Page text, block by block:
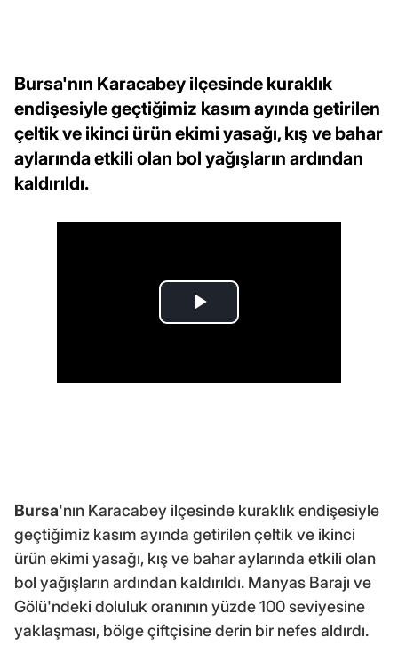
Bursa'nın Karacabey ilçesinde kuraklık
endişesiyle geçtiğimiz kasım ayında getirilen
çeltik ve ikinci ürün ekimi yasağı, kış ve bahar
aylarında etkili olan bol yağışların ardından
kaldırıldı.
Bursa'nın Karacabey ilçesinde kuraklık endişesiyle
geçtiğimiz kasım ayında getirilen çeltik ve ikinci
ürün ekimi yasağı, kış ve bahar aylarında etkili olan
bol yağışların ardından kaldırıldı. Manyas Barajı ve
Gölü'ndeki doluluk oranının yüzde 100 seviyesine
yaklaşması, bölge çiftçisine derin bir nefes aldırdı.